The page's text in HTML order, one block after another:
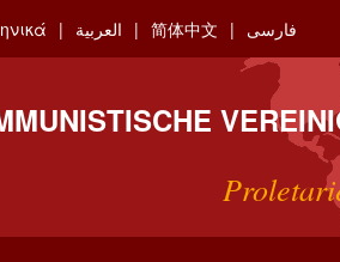
العربية 简体中文 فارسی